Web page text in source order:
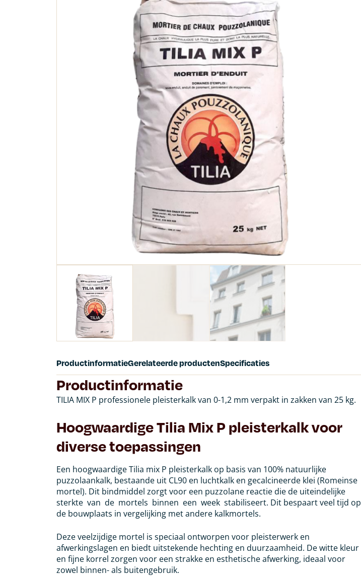
ProductinformatieGerelateerde productenSpecificaties
Productinformatie
TILIA MIX P professionele pleisterkalk van 0-1,2 mm verpakt in zakken van 25 kg.
Hoogwaardige Tilia Mix P pleisterkalk voor
diverse toepassingen
Een hoogwaardige Tilia mix P pleisterkalk op basis van 100% natuurlijke
puzzolaankalk, bestaande uit CL90 en luchtkalk en gecalcineerde klei (Romeinse
mortel). Dit bindmiddel zorgt voor een puzzolane reactie die de uiteindelijke
sterkte van de mortels binnen een week stabiliseert. Dit bespaart veel tijd op
de bouwplaats in vergelijking met andere kalkmortels.
Deze veelzijdige mortel is speciaal ontworpen voor pleisterwerk en
afwerkingslagen en biedt uitstekende hechting en duurzaamheid. De witte kleur
en fijne korrel zorgen voor een strakke en esthetische afwerking, ideaal voor
zowel binnen- als buitengebruik.